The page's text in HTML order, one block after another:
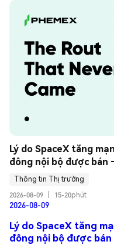
Lý do SpaceX tăng
đông nội bộ được bán
Thông tin Thị trường
2026-08-09
15-20phút
2026-08-09
Lý do SpaceX tăng
đông nội bộ được